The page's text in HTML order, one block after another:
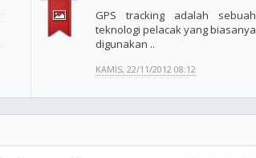
GPS tracking adalah sebuah
teknologi pelacak yang biasanya
digunakan ..
KAMIS, 22/11/2012 08:12